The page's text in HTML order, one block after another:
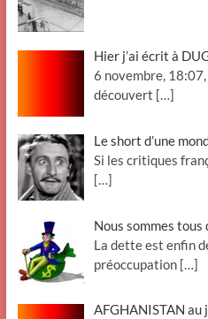
Hier j’ai écrit à
6 novembre,
découvert […]
Le short d’une
Si les critiques
[…]
Nous sommes tous
La dette est enfin
préoccupation […]
AFGHANISTAN